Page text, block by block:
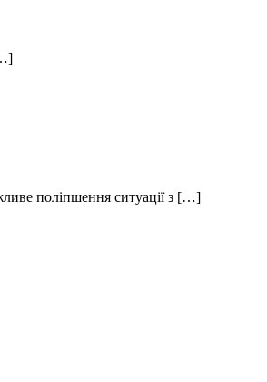
поліпшення ситуації з […]